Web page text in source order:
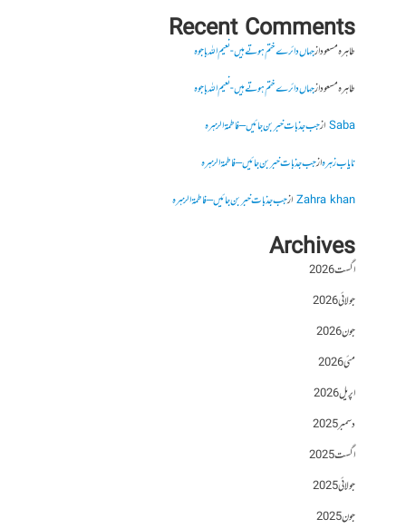
Recent Comments
طاہرہ مسعودازجہاں دائرے ختم ہوتے ہیں- نعیم اللہ باجوہ
طاہرہ مسعودازجہاں دائرے ختم ہوتے ہیں- نعیم اللہ باجوہ
Sabaازجب جذبات خبر بن جائیں – فاطمۃالزہرہ
نایاب زہرہازجب جذبات خبر بن جائیں – فاطمۃالزہرہ
Zahra khanازجب جذبات خبر بن جائیں – فاطمۃالزہرہ
Archives
اگست 2026
جولائی 2026
جون 2026
مئی 2026
اپریل 2026
دسمبر 2025
اگست 2025
جولائی 2025
جون 2025